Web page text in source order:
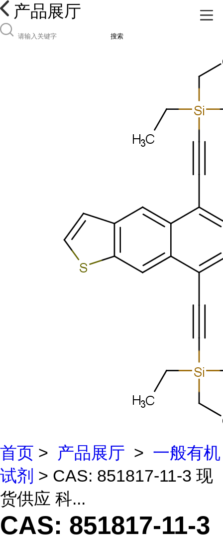
产品展厅
搜索
首页 > 产品展厅 > 一般有机
试剂 > CAS: 851817-11-3 现
货供应 科...
CAS: 851817-11-3